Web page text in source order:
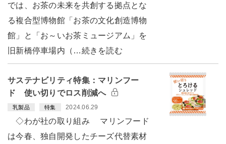
では、お茶の未来を共創する拠点とな
る複合型博物館「お茶の文化創造博物
館」と「お～いお茶ミュージアム」を
旧新橋停車場内（…続きを読む
サステナビリティ特集：マリンフー
ド 使い切りでロス削減へ
乳製品 特集 2024.06.29
◇わが社の取り組み マリンフード
は今春、独自開発したチーズ代替素材